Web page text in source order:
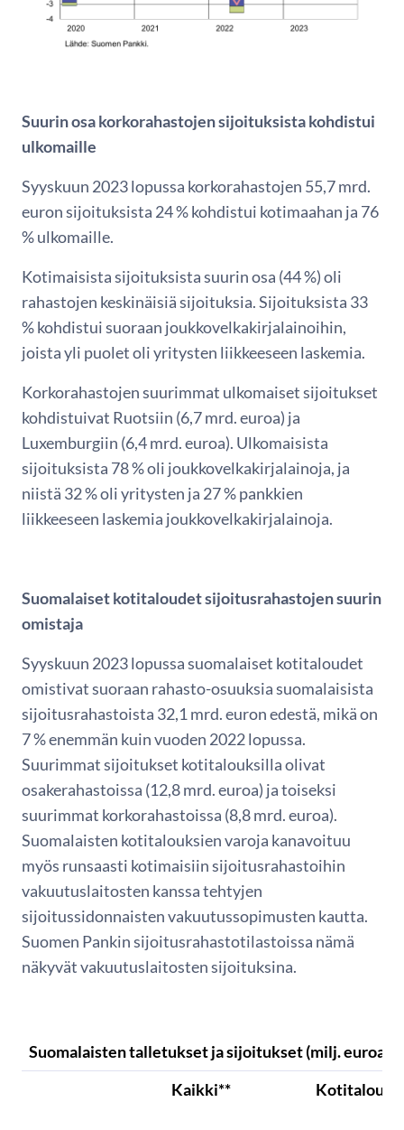
Suurin osa korkorahastojen sijoituksista kohdistui
ulkomaille
Syyskuun 2023 lopussa korkorahastojen 55,7 mrd.
euron sijoituksista 24 % kohdistui kotimaahan ja 76
% ulkomaille.
Kotimaisista sijoituksista suurin osa (44 %) oli
rahastojen keskinäisiä sijoituksia. Sijoituksista 33
% kohdistui suoraan joukkovelkakirjalainoihin,
joista yli puolet oli yritysten liikkeeseen laskemia.
Korkorahastojen suurimmat ulkomaiset sijoitukset
kohdistuivat Ruotsiin (6,7 mrd. euroa) ja
Luxemburgiin (6,4 mrd. euroa). Ulkomaisista
sijoituksista 78 % oli joukkovelkakirjalainoja, ja
niistä 32 % oli yritysten ja 27 % pankkien
liikkeeseen laskemia joukkovelkakirjalainoja.
Suomalaiset kotitaloudet sijoitusrahastojen suurin
omistaja
Syyskuun 2023 lopussa suomalaiset kotitaloudet
omistivat suoraan rahasto-osuuksia suomalaisista
sijoitusrahastoista 32,1 mrd. euron edestä, mikä on
7 % enemmän kuin vuoden 2022 lopussa.
Suurimmat sijoitukset kotitalouksilla olivat
osakerahastoissa (12,8 mrd. euroa) ja toiseksi
suurimmat korkorahastoissa (8,8 mrd. euroa).
Suomalaisten kotitalouksien varoja kanavoituu
myös runsaasti kotimaisiin sijoitusrahastoihin
vakuutuslaitosten kanssa tehtyjen
sijoitussidonnaisten vakuutussopimusten kautta.
Suomen Pankin sijoitusrahastotilastoissa nämä
näkyvät vakuutuslaitosten sijoituksina.
Suomalaisten talletukset ja sijoitukset (milj. euroa),
Kaikki**